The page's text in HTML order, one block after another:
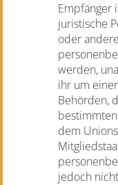
Empfänger
juristische
oder
werden,
ihr um
Behörden,
dem
jedoch